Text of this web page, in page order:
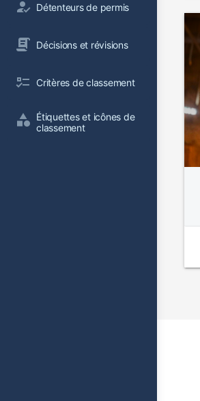
Détenteurs de permis
Décisions et révisions
Critères de classement
Étiquettes et icônes de
classement